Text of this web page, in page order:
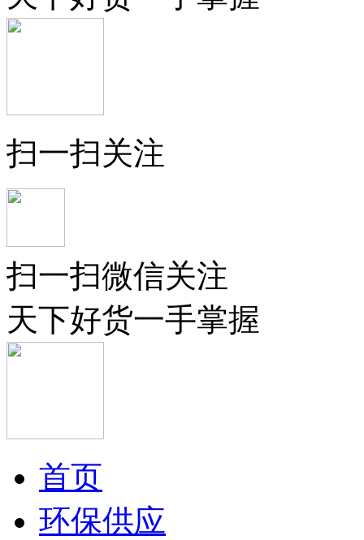
扫一扫关注
扫一扫微信关注
天下好货一手掌握
首页
环保供应